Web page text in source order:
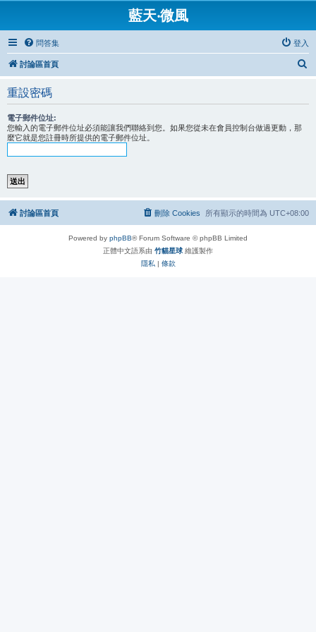
藍天‧微風
問答集 登入
討論區首頁
重設密碼
電子郵件位址:
您輸入的電子郵件位址必須能讓我們聯絡到您。如果您從未在會員控制台做過更動，那
麼它就是您註冊時所提供的電子郵件位址。
討論區首頁 所有顯示的時間為 UTC+08:00
刪除 Cookies
Powered by phpBB® Forum Software © phpBB Limited
正體中文語系由 竹貓星球 維護製作
隱私 | 條款